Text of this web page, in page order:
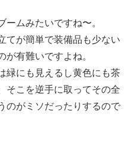
ームみたいですね〜。
てが簡単で装備品も少ない
が有難いですよね。
緑にも見えるし黄色にも茶
そこを逆手に取ってその全
のがミソだったりするので